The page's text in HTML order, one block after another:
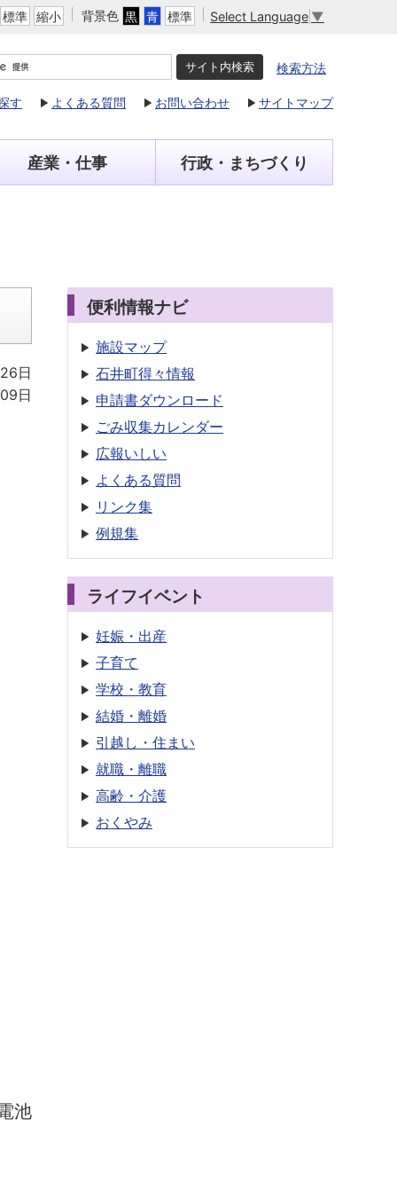
標準 縮小 背景色 黒 青 標準 Select Language ▼
検索方法
す よくある質問 お問い合わせ サイトマップ
産業・仕事 行政・まちづくり
日
日
池
便利情報ナビ
施設マップ
石井町得々情報
申請書ダウンロード
ごみ収集カレンダー
広報いしい
よくある質問
リンク集
例規集
ライフイベント
妊娠・出産
子育て
学校・教育
結婚・離婚
引越し・住まい
就職・離職
高齢・介護
おくやみ